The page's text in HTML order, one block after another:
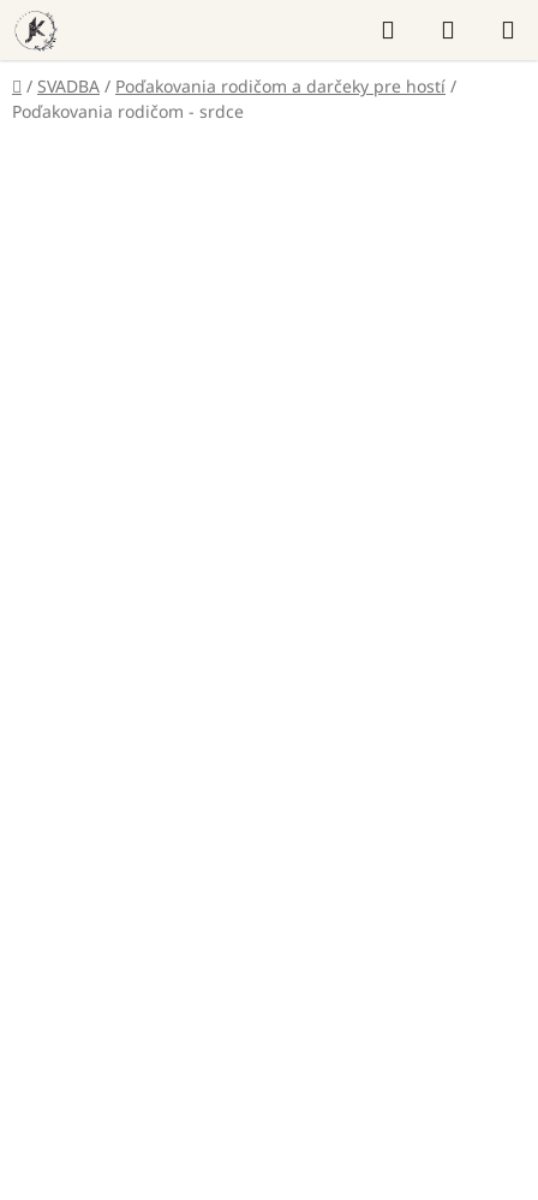
Prejsť
na
obsah
Hľadať
KOŠÍK
Domov
/ SVADBA / Poďakovania rodičom a darčeky pre hostí /
Poďakovania rodičom - srdce